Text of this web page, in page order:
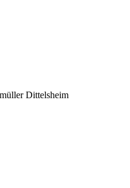
Dittelsheim